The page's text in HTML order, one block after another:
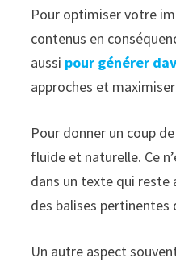
Pour optimiser votre
contenus en
aussi pour générer
approches et
Pour donner un coup
fluide et naturelle. Ce
dans un texte qui reste
des balises
Un autre aspect